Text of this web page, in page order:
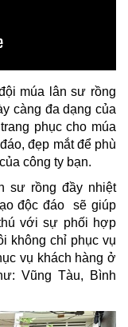
múa lân sư rồng
càng đa dạng của
phục cho múa
đẹp mắt để phù
công ty bạn.
sư rồng đầy nhiệt
độc đáo sẽ giúp
với sự phối hợp
không chỉ phục vụ
vụ khách hàng ở
Vũng Tàu, Bình